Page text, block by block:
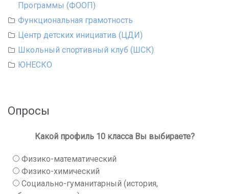
Программы (ФООП)
Функциональная грамотность
Центр детских инициатив (ЦДИ)
Школьный спортивный клуб (ШСК)
ЮНЕСКО
Опросы
Какой профиль 10 класса Вы выбираете?
Физико-математический
Физико-химический
Социально-гуманитарный (история,